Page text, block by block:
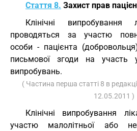
Стаття 8. Захист прав
Клінічні випробування
проводяться за участю
особи - пацієнта
письмової згоди на участь
випробувань.
( Частина перша статті 8 в
12.05.2011 )
Клінічні випробування
участю малолітньої або